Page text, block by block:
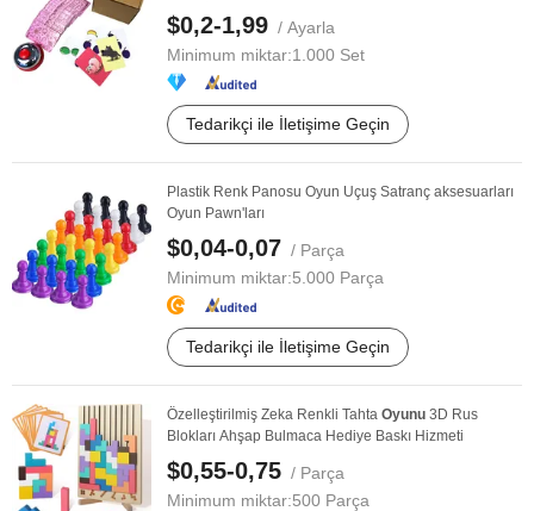
$0,2-1,99 / Ayarla
Minimum miktar:1.000 Set
Tedarikçi ile İletişime Geçin
Plastik Renk Panosu Oyun Uçuş Satranç aksesuarları
Oyun Pawn'ları
$0,04-0,07 / Parça
Minimum miktar:5.000 Parça
Tedarikçi ile İletişime Geçin
Özelleştirilmiş Zeka Renkli Tahta Oyunu 3D Rus
Blokları Ahşap Bulmaca Hediye Baskı Hizmeti
$0,55-0,75 / Parça
Minimum miktar:500 Parça